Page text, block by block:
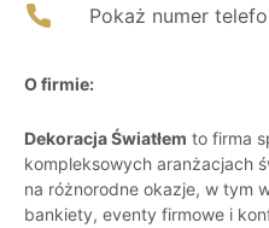
Pokaż numer
O firmie:
Dekoracja Światłem to firma
kompleksowych aranżacjach
na różnorodne okazje, w tym
bankiety, eventy firmowe i